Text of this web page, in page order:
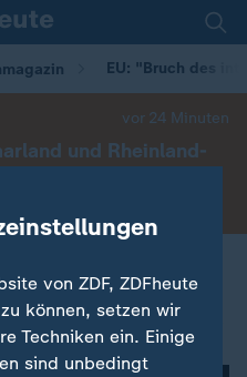
EU: "Bruch des
vor 24 Minuten
und Rheinland-
Lkw-
Rechts"
von ZDF, ZDFheute
können, setzen wir
Techniken ein. Einige
sind unbedingt